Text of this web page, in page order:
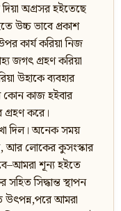
অগ্রসর হইতেছে
উচ্চ ভাবে প্রকাশ
কার্য করিয়া নিজ
জগৎ গ্রহণ করিয়া
উহাকে ব্যবহার
কোন কাজ হইবার
করে।
দিল। অনেক সময়
আর লোকের কুসংস্কার
শূন্য হইতে
সিদ্ধান্ত স্থাপন
উৎপন্ন,পরে আমরা